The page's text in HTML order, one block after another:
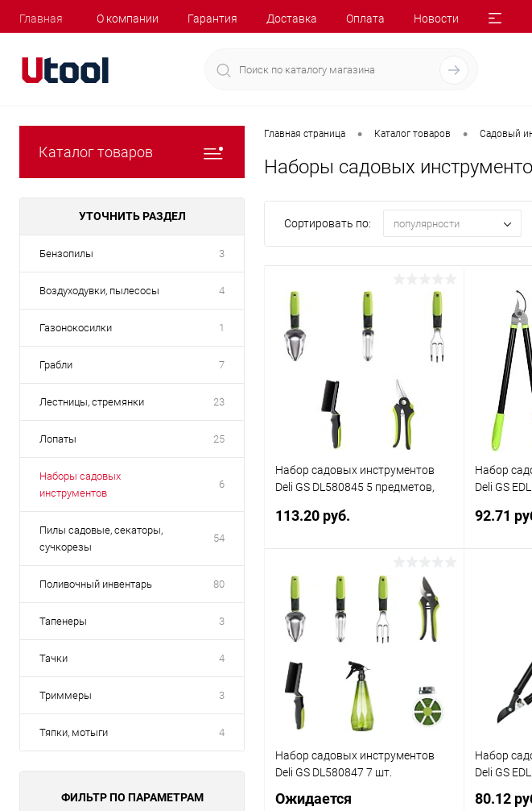
Главная О компании Гарантия Доставка Оплата Новости
Каталог товаров
УТОЧНИТЬ РАЗДЕЛ
Бензопилы 3
Воздуходувки, пылесосы 4
Газонокосилки 1
Грабли 7
Лестницы, стремянки 23
Лопаты 25
Наборы садовых
инструментов
6
Пилы садовые, секаторы,
сучкорезы
54
Поливочный инвентарь 80
Тапенеры 3
Тачки 4
Триммеры 3
Тяпки, мотыги 4
ФИЛЬТР ПО ПАРАМЕТРАМ
Главная страница • Каталог товаров • Садовый
Наборы садовых
Сортировать по: популярности
Набор садовых инструментов
Deli GS DL580845 5 предметов,
щетка
113.20 руб.
В корзину
Купить в 1
клик
К сравнению
В избранное
Набор
Deli GS
92.71
В
Набор садовых инструментов
Deli GS DL580847 7 шт.
Ожидается
Набор
Deli GS
80.12